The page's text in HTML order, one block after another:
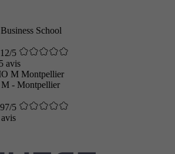
School
5
avis
- Montpellier
5